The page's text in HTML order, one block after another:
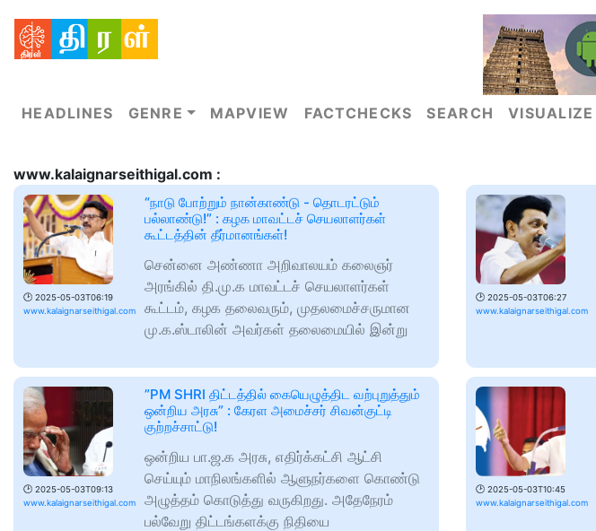
HEADLINES GENRE MAPVIEW FACTCHECKS SEARCH VISUALIZE
www.kalaignarseithigal.com :
🕑 2025-05-03T06:19
www.kalaignarseithigal.com
“நாடு போற்றும் நான்காண்டு - தொடரட்டும்
பல்லாண்டு!” : கழக மாவட்டச் செயலாளர்கள்
கூட்டத்தின் தீர்மானங்கள்!
சென்னை அண்ணா அறிவாலயம் கலைஞர்
அரங்கில் தி.மு.க மாவட்டச் செயலாளர்கள்
கூட்டம், கழக தலைவரும், முதலமைச்சருமான
மு.க.ஸ்டாலின் அவர்கள் தலைமையில் இன்று
🕑 2025-05-03T06:27
www.kalaignarseithigal.com
🕑 2025-05-03T09:13
www.kalaignarseithigal.com
”PM SHRI திட்டத்தில் கையெழுத்திட வற்புறுத்தும்
ஒன்றிய அரசு” : கேரள அமைச்சர் சிவன்குட்டி
குற்றச்சாட்டு!
ஒன்றிய பா.ஜ.க அரசு, எதிர்க்கட்சி ஆட்சி
செய்யும் மாநிலங்களில் ஆளுநர்களை கொண்டு
அழுத்தம் கொடுத்து வருகிறது. அதேநேரம்
பல்வேறு திட்டங்களக்கு நிதியை
🕑 2025-05-03T10:45
www.kalaignarseithigal.com